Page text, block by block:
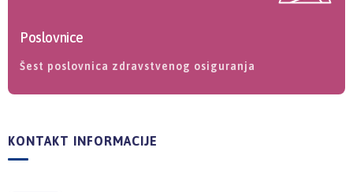
Poslovnice
Šest poslovnica zdravstvenog osiguranja
KONTAKT INFORMACIJE